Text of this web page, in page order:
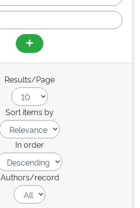
Results/Page
Sort items by
In order
Authors/record